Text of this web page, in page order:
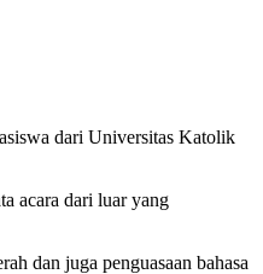
dari Universitas Katolik
acara dari luar yang
dan juga penguasaan bahasa